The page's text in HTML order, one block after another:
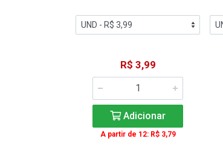
R$ 3,99
Adicionar
A partir de 12: R$ 3,79